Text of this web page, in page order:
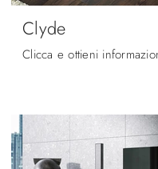
Clyde